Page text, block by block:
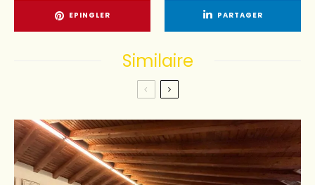
EPINGLER PARTAGER
Similaire